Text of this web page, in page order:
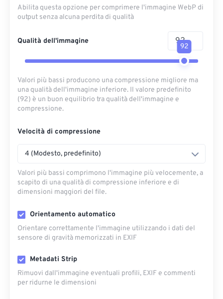
Abilita questa opzione per comprimere l'immagine WebP di
output senza alcuna perdita di qualità
Qualità dell'immagine
92
Valori più bassi producono una compressione migliore ma
una qualità dell'immagine inferiore. Il valore predefinito
(92) è un buon equilibrio tra qualità dell'immagine e
compressione.
Velocità di compressione
4 (Modesto, predefinito)
Valori più bassi comprimono l'immagine più velocemente, a
scapito di una qualità di compressione inferiore e di
dimensioni maggiori del file.
Orientamento automatico
Orientare correttamente l'immagine utilizzando i dati del
sensore di gravità memorizzati in EXIF
Metadati Strip
Rimuovi dall'immagine eventuali profili, EXIF ​​e commenti
per ridurne le dimensioni